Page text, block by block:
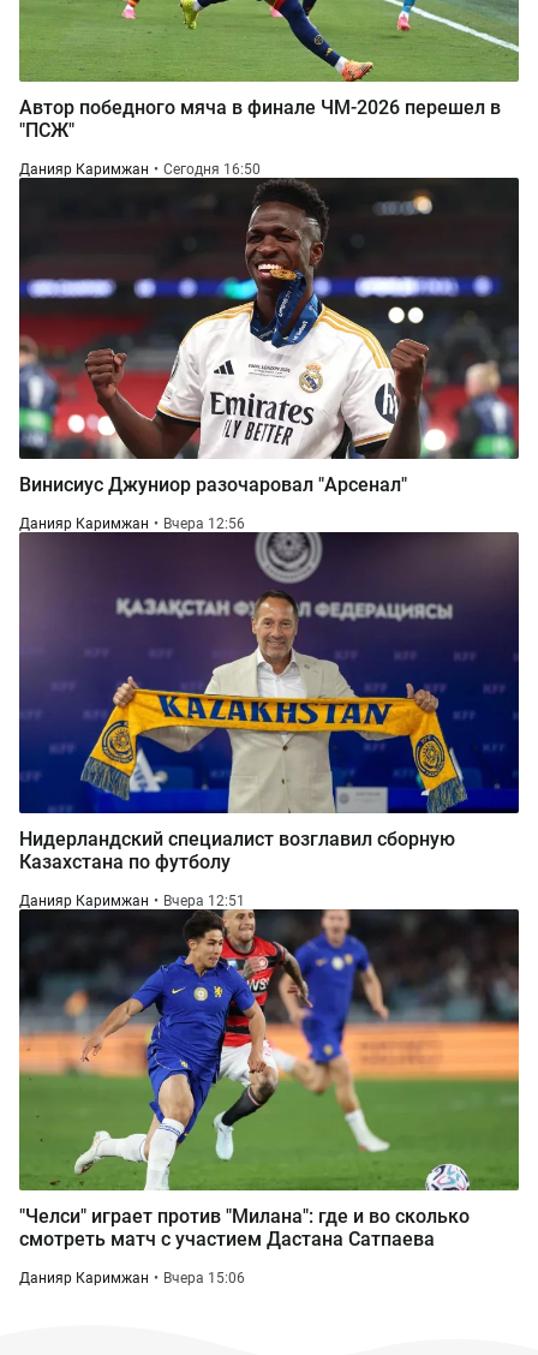
Автор победного мяча в финале ЧМ-2026 перешел в
"ПСЖ"
Данияр Каримжан Сегодня 16:50
Винисиус Джуниор разочаровал "Арсенал"
Данияр Каримжан Вчера 12:56
Нидерландский специалист возглавил сборную
Казахстана по футболу
Данияр Каримжан Вчера 12:51
"Челси" играет против "Милана": где и во сколько
смотреть матч с участием Дастана Сатпаева
Данияр Каримжан Вчера 15:06